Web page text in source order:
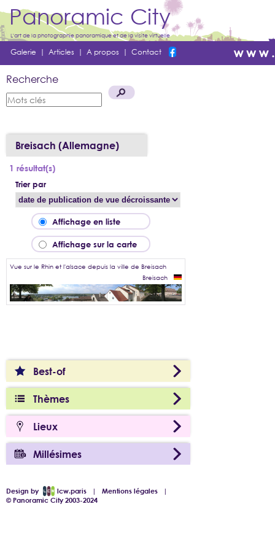
Panoramic City
L'art de la photographie panoramique et de la visite virtuelle
Galerie | Articles | A propos | Contact
Recherche
Best-of
Thèmes
Lieux
Millésimes
Breisach (Allemagne)
1 résultat(s)
Trier par
Affichage en liste
Affichage sur la carte
Vue sur le Rhin et l'alsace depuis la ville de Breisach
Breisach
Design by lcw.paris |Mentions légales |
© Panoramic City 2003-2024